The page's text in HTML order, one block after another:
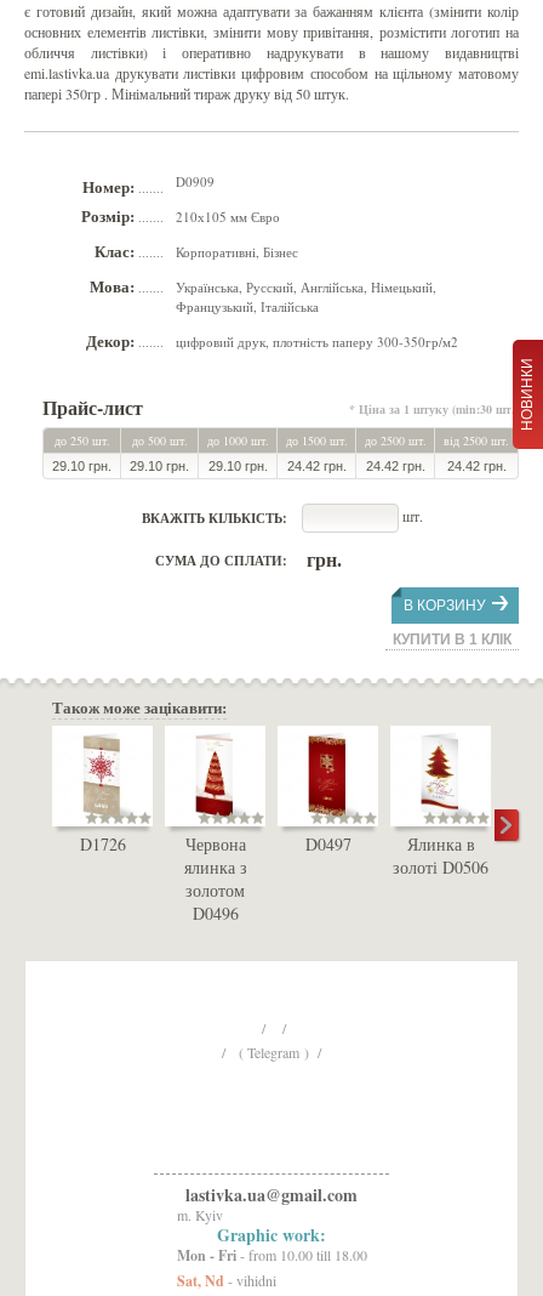
НОВИНКИ
є готовий дизайн, який можна адаптувати за бажанням клієнта (змінити колір
основних елементів листівки, змінити мову привітання, розмістити логотип на
обличчя листівки) і оперативно надрукувати в нашому видавництві
emi.lastivka.ua друкувати листівки цифровим способом на щільному матовому
папері 350гр . Мінімальний тираж друку від 50 штук.
Номер: D0909
Розмір: 210х105 мм Євро
Клас: Корпоративні, Бізнес
Мова:
Українська, Русский, Англійська, Німецький,
Французький, Італійська
Декор: цифровий друк, плотність паперу 300-350гр/м2
Прайс-лист
* Ціна за 1 штуку (min:30 шт.)
до 250 шт.
до 500 шт. до 1000 шт. до 1500 шт. до 2500 шт. від 2500 шт.
29.10 грн. 29.10 грн. 29.10 грн. 24.42 грн. 24.42 грн. 24.42 грн.
ВКАЖІТЬ КІЛЬКІСТЬ: шт.
СУМА ДО СПЛАТИ: грн.
В КОРЗИНУ
КУПИТИ В 1 КЛІК
Також може зацікавити:
D1726
Червона
ялинка з
золотом
D0496
D0497
Ялинка в
золоті D0506
/ /
/ ( Telegram ) /
lastivka.ua@gmail.com
m. Kyiv
Graphic work:
Mon - Fri- from 10.00 till 18.00
Sat, Nd - vihidni